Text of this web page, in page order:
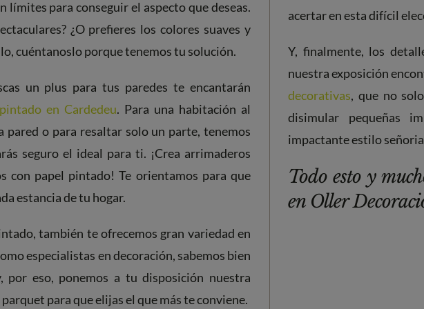
límites para conseguir el aspecto que deseas.
¿O prefieres los colores suaves y
cuéntanoslo porque tenemos tu solución.
un plus para tus paredes te encantarán
en Cardedeu. Para una habitación al
pared o para resaltar solo un parte, tenemos
seguro el ideal para ti. ¡Crea arrimaderos
con papel pintado! Te orientamos para que
estancia de tu hogar.
también te ofrecemos gran variedad en
especialistas en decoración, sabemos bien
por eso, ponemos a tu disposición nuestra
para que elijas el que más te conviene.
acertar en esta difícil
Y, finalmente, los
nuestra exposición
decorativas, que no
disimular pequeñas
impactante estilo
Todo esto y
en Oller